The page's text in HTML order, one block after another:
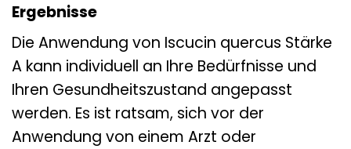
Ergebnisse
Die Anwendung von Iscucin quercus Stärke
A kann individuell an Ihre Bedürfnisse und
Ihren Gesundheitszustand angepasst
werden. Es ist ratsam, sich vor der
Anwendung von einem Arzt oder